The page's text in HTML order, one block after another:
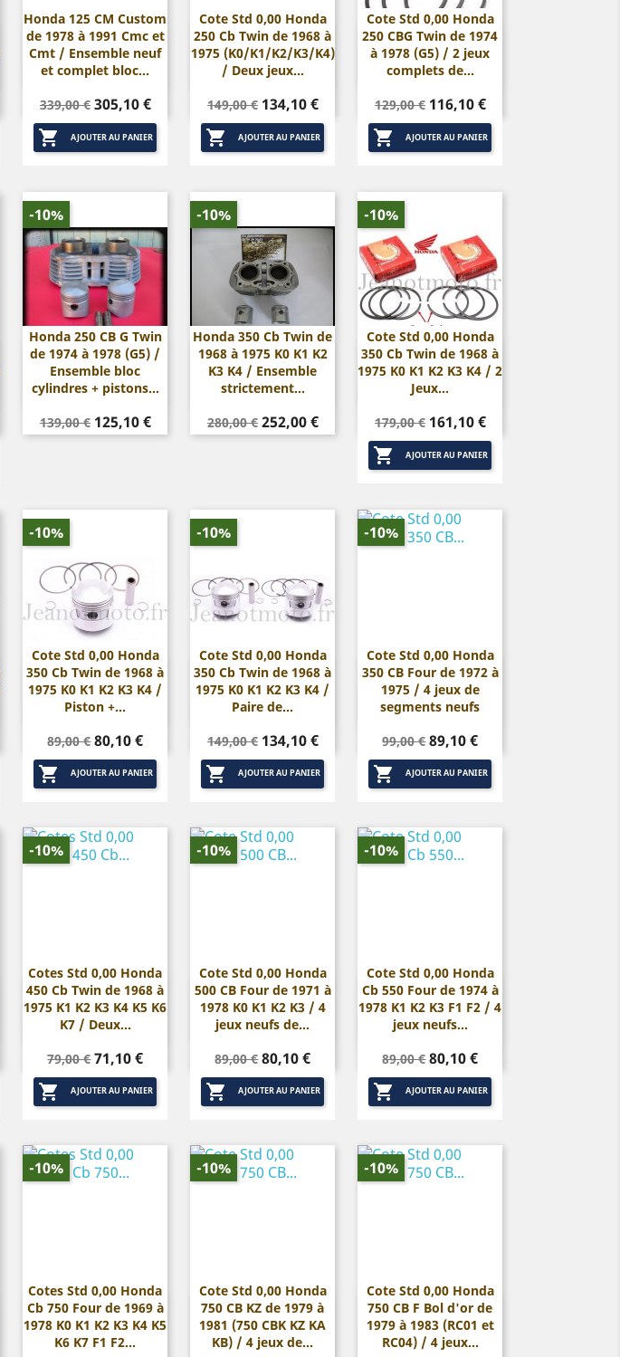
Honda 125 CM Custom
de 1978 à 1991 Cmc et
Cmt / Ensemble neuf
et complet bloc...
Prix
de
base
339,00 € Prix
305,10 €
 AJOUTER AU PANIER
Aperçu rapide
Cote Std 0,00 Honda
250 Cb Twin de 1968 à
1975 (K0/K1/K2/K3/K4)
/ Deux jeux...
Prix
de
base
149,00 € Prix
134,10 €
 AJOUTER AU PANIER
Aperçu rapide
Cote Std 0,00 Honda
250 CBG Twin de 1974
à 1978 (G5) / 2 jeux
complets de...
Prix
de
base
129,00 € Prix
116,10 €
 AJOUTER AU PANIER
Aperçu rapide
Honda 250 CB G Twin
de 1974 à 1978 (G5) /
Ensemble bloc
cylindres + pistons...
Prix
de
139,00 € Prix
125,10 €
-10%
Aperçu rapide
Honda 350 Cb Twin de
1968 à 1975 K0 K1 K2
K3 K4 / Ensemble
strictement...
Prix
de
280,00 € Prix
252,00 €
-10%
Aperçu rapide
Cote Std 0,00 Honda
350 Cb Twin de 1968 à
1975 K0 K1 K2 K3 K4 / 2
Jeux...
Prix
de
base
179,00 € Prix
161,10 €
 AJOUTER AU PANIER
-10%
Aperçu rapide
Cote Std 0,00 Honda
350 Cb Twin de 1968 à
1975 K0 K1 K2 K3 K4 /
Piston +...
Prix
de
base
89,00 €Prix
80,10 €
 AJOUTER AU PANIER
-10%
Aperçu rapide
Cote Std 0,00 Honda
350 Cb Twin de 1968 à
1975 K0 K1 K2 K3 K4 /
Paire de...
Prix
de
base
149,00 € Prix
134,10 €
 AJOUTER AU PANIER
-10%
Aperçu rapide
Cote Std 0,00 Honda
350 CB Four de 1972 à
1975 / 4 jeux de
segments neufs
Prix
de
base
99,00 €Prix
89,10 €
 AJOUTER AU PANIER
-10%
Aperçu rapide
Cotes Std 0,00 Honda
450 Cb Twin de 1968 à
1975 K1 K2 K3 K4 K5 K6
K7 / Deux...
Prix
de
base
79,00 €Prix
71,10 €
 AJOUTER AU PANIER
-10%
Aperçu rapide
Cote Std 0,00 Honda
500 CB Four de 1971 à
1978 K0 K1 K2 K3 / 4
jeux neufs de...
Prix
de
base
89,00 €Prix
80,10 €
 AJOUTER AU PANIER
-10%
Aperçu rapide
Cote Std 0,00 Honda
Cb 550 Four de 1974 à
1978 K1 K2 K3 F1 F2 / 4
jeux neufs...
Prix
de
base
89,00 €Prix
80,10 €
 AJOUTER AU PANIER
-10%
Aperçu rapide
Cotes Std 0,00 Honda
Cb 750 Four de 1969 à
1978 K0 K1 K2 K3 K4 K5
K6 K7 F1 F2...
-10%
Aperçu rapide
Cote Std 0,00 Honda
750 CB KZ de 1979 à
1981 (750 CBK KZ KA
KB) / 4 jeux de...
-10%
Aperçu rapide
Cote Std 0,00 Honda
750 CB F Bol d'or de
1979 à 1983 (RC01 et
RC04) / 4 jeux...
-10%
Aperçu rapide